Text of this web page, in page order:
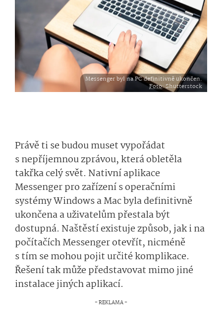
Messenger byl na PC definitivně ukončen.
Foto: Shutterstock
Právě ti se budou muset vypořádat
s nepříjemnou zprávou, která obletěla
takřka celý svět. Nativní aplikace
Messenger pro zařízení s operačními
systémy Windows a Mac byla definitivně
ukončena a uživatelům přestala být
dostupná. Naštěstí existuje způsob, jak i na
počítačích Messenger otevřít, nicméně
s tím se mohou pojit určité komplikace.
Řešení tak může představovat mimo jiné
instalace jiných aplikací.